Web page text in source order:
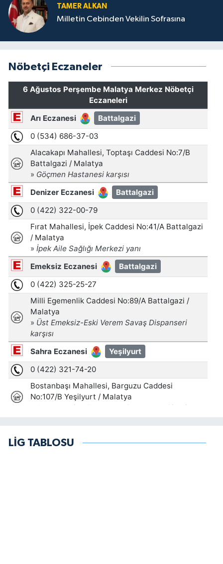
TAMER ALKAN
Milletin Cebinden Vekilin Sofrasına
Nöbetçi Eczaneler
LİG TABLOSU